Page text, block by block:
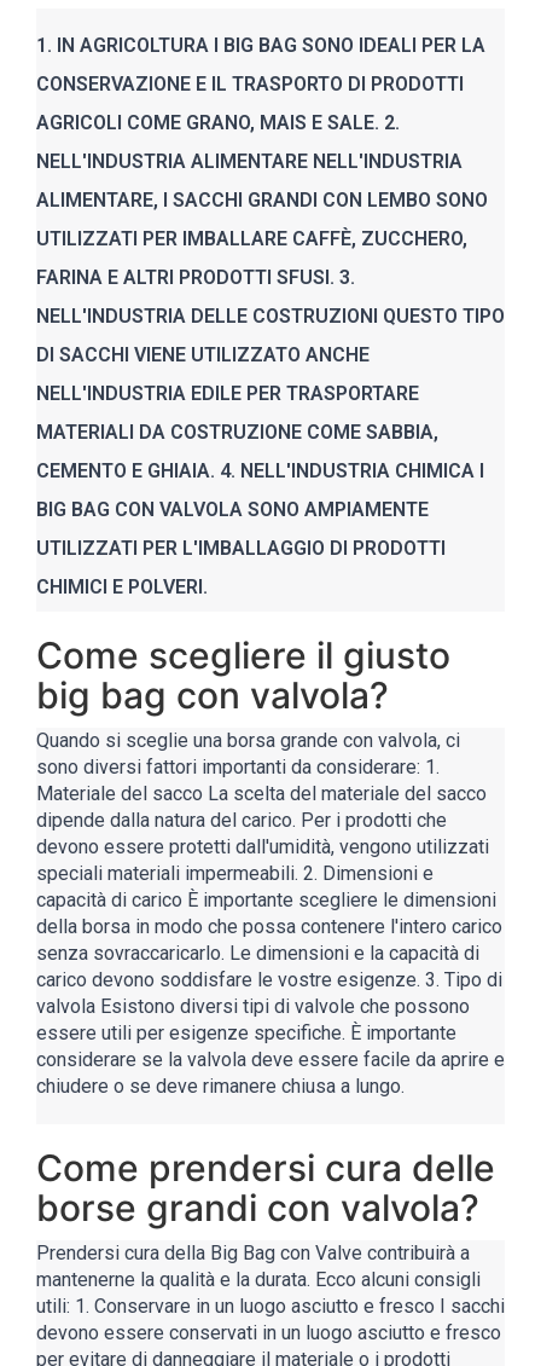
1. IN AGRICOLTURA I BIG BAG SONO IDEALI PER LA
CONSERVAZIONE E IL TRASPORTO DI PRODOTTI
AGRICOLI COME GRANO, MAIS E SALE. 2.
NELL'INDUSTRIA ALIMENTARE NELL'INDUSTRIA
ALIMENTARE, I SACCHI GRANDI CON LEMBO SONO
UTILIZZATI PER IMBALLARE CAFFÈ, ZUCCHERO,
FARINA E ALTRI PRODOTTI SFUSI. 3.
NELL'INDUSTRIA DELLE COSTRUZIONI QUESTO TIPO
DI SACCHI VIENE UTILIZZATO ANCHE
NELL'INDUSTRIA EDILE PER TRASPORTARE
MATERIALI DA COSTRUZIONE COME SABBIA,
CEMENTO E GHIAIA. 4. NELL'INDUSTRIA CHIMICA I
BIG BAG CON VALVOLA SONO AMPIAMENTE
UTILIZZATI PER L'IMBALLAGGIO DI PRODOTTI
CHIMICI E POLVERI.
Come scegliere il giusto
big bag con valvola?
Quando si sceglie una borsa grande con valvola, ci
sono diversi fattori importanti da considerare: 1.
Materiale del sacco La scelta del materiale del sacco
dipende dalla natura del carico. Per i prodotti che
devono essere protetti dall'umidità, vengono utilizzati
speciali materiali impermeabili. 2. Dimensioni e
capacità di carico È importante scegliere le dimensioni
della borsa in modo che possa contenere l'intero carico
senza sovraccaricarlo. Le dimensioni e la capacità di
carico devono soddisfare le vostre esigenze. 3. Tipo di
valvola Esistono diversi tipi di valvole che possono
essere utili per esigenze specifiche. È importante
considerare se la valvola deve essere facile da aprire e
chiudere o se deve rimanere chiusa a lungo.
Come prendersi cura delle
borse grandi con valvola?
Prendersi cura della Big Bag con Valve contribuirà a
mantenerne la qualità e la durata. Ecco alcuni consigli
utili: 1. Conservare in un luogo asciutto e fresco I sacchi
devono essere conservati in un luogo asciutto e fresco
per evitare di danneggiare il materiale o i prodotti